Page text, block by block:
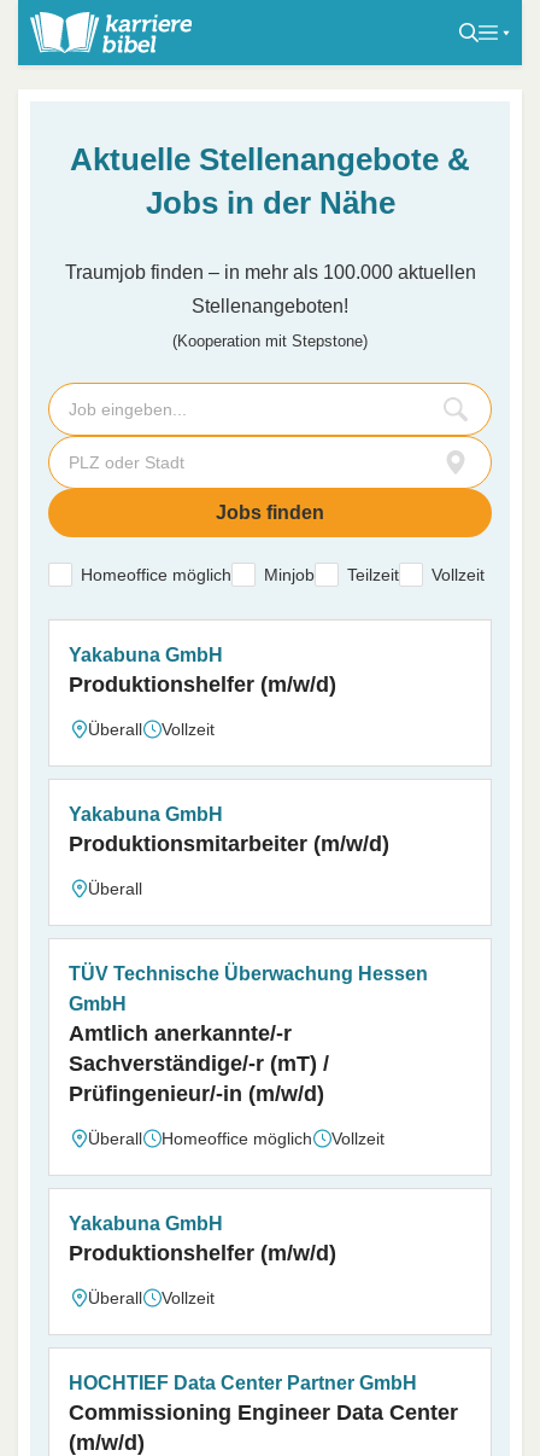
Aktuelle Stellenangebote &
Jobs in der Nähe
Traumjob finden – in mehr als 100.000 aktuellen
Stellenangeboten!
(Kooperation mit Stepstone)
Homeoffice möglich Minjob Teilzeit Vollzeit
Yakabuna GmbH
Produktionshelfer (m/w/d)
Überall Vollzeit
Yakabuna GmbH
Produktionsmitarbeiter (m/w/d)
Überall
TÜV Technische Überwachung Hessen
GmbH
Amtlich anerkannte/-r
Sachverständige/-r (mT) /
Prüfingenieur/-in (m/w/d)
Überall Homeoffice möglich Vollzeit
Yakabuna GmbH
Produktionshelfer (m/w/d)
Überall Vollzeit
HOCHTIEF Data Center Partner GmbH
Commissioning Engineer Data Center
(m/w/d)